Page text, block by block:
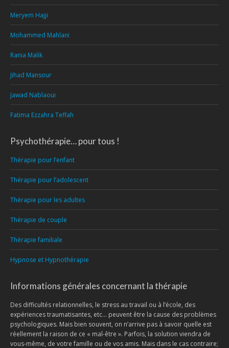
Meryem Hajji
Mohammed Mahlani
Rania Malik
Jihad Mansour
Jawad Nablaoui
Fatima Ezzahra Teffah
Psychothérapie… pour tous !
Thérapie pour l’enfant
Thérapie pour l’adolescent
Thérapie pour les adultes
Thérapie de couple
Thérapie familiale
Hypnose et Hypnothérapie
Informations générales concernant la thérapie
Des difficultés relationnelles, le stress au travail ou à l’école, des
expériences traumatisantes, etc… peuvent être la cause des problèmes
psychologiques. Mais bien souvent, on n’arrive pas à savoir quelle est
réellement la raison de ce « mal-être ». Parfois, la solution viendra de
vous-même, de votre famille ou de vos amis. Mais dans le cas contraire;